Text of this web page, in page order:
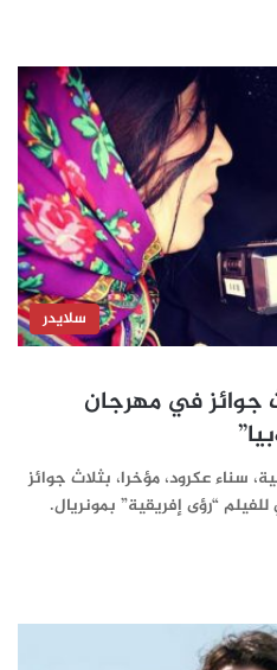
سلايدر
جوائز في مهرجان
سناء عكرود، مؤخرا، بثلاث جوائز
الدولي للفيلم “رؤى إفريقية” بمونريال.